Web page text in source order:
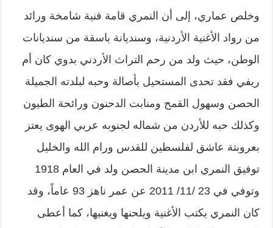
وخلص عماري، إلى أن النمري قامة فنية شامخة ورائد
من رواد الأغنية الأردنية، وسنديانة باسقة من سنديانات
الوطن، حيث ولد من رحم التراث الأردني بدوي كان أم
ريفي فقد تحدى المستحيل بأصالة وحبه لبلدته الجميلة
الحصن وسهول القمح ومنابت الدحنون ورائحة الطيون
وكذلك حبه للأردن من شماله لجنوبه عربي الهوى يعتز
بعروبتة عاشق لفلسطين للقدس ورام الله والخليل
توفيق النمري ابن مدينة الحصن ولد في العام 1918
وتوفي في 23 /11/ 2011 عن عمر ناهز 93 عاماً، وقد
كان النمري يكتب الأغنية ويلحنها ويغنيها، كما أعطى